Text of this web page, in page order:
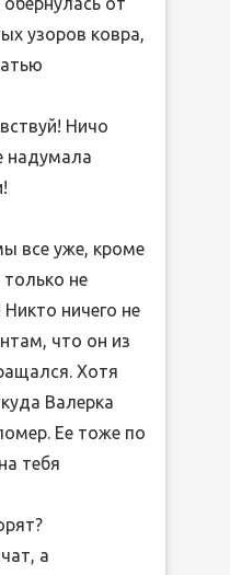
узоров ковра,
Ничо
надумала
все уже, кроме
только не
ничего не
что он из
Хотя
Валерка
Ее тоже по
тебя
а